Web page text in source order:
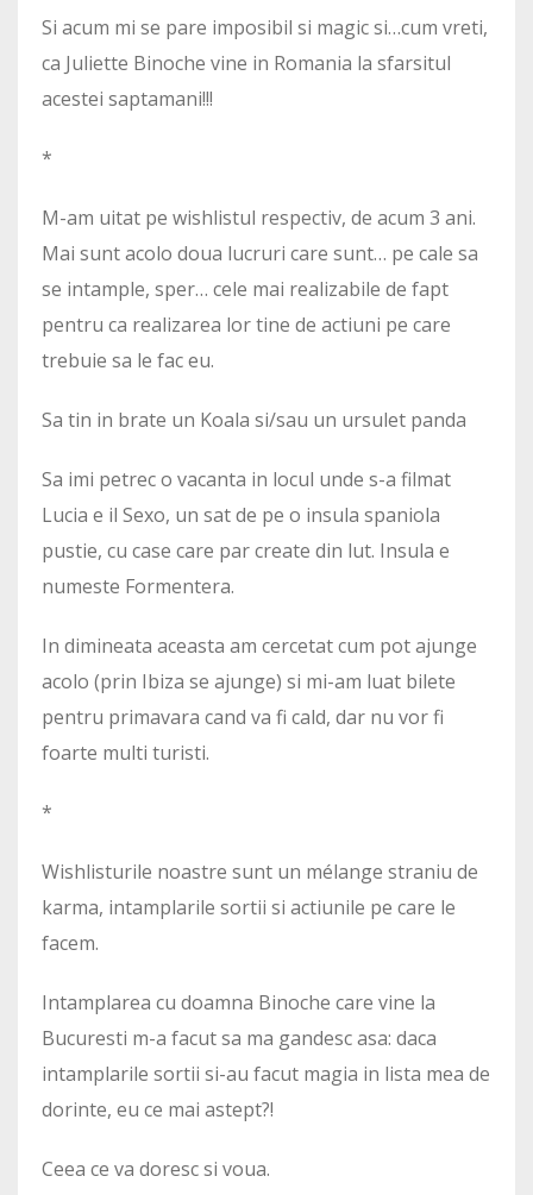
Si acum mi se pare imposibil si magic si…cum vreti,
ca Juliette Binoche vine in Romania la sfarsitul
acestei saptamani!!!
*
M-am uitat pe wishlistul respectiv, de acum 3 ani.
Mai sunt acolo doua lucruri care sunt… pe cale sa
se intample, sper… cele mai realizabile de fapt
pentru ca realizarea lor tine de actiuni pe care
trebuie sa le fac eu.
Sa tin in brate un Koala si/sau un ursulet panda
Sa imi petrec o vacanta in locul unde s-a filmat
Lucia e il Sexo, un sat de pe o insula spaniola
pustie, cu case care par create din lut. Insula e
numeste Formentera.
In dimineata aceasta am cercetat cum pot ajunge
acolo (prin Ibiza se ajunge) si mi-am luat bilete
pentru primavara cand va fi cald, dar nu vor fi
foarte multi turisti.
*
Wishlisturile noastre sunt un mélange straniu de
karma, intamplarile sortii si actiunile pe care le
facem.
Intamplarea cu doamna Binoche care vine la
Bucuresti m-a facut sa ma gandesc asa: daca
intamplarile sortii si-au facut magia in lista mea de
dorinte, eu ce mai astept?!
Ceea ce va doresc si voua.